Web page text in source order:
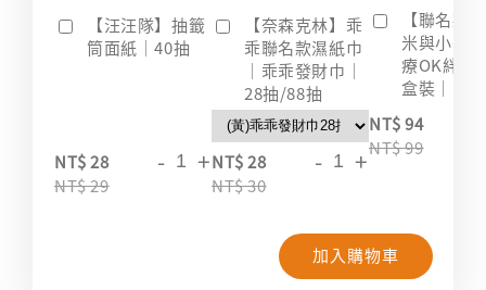
【汪汪隊】抽籤
筒面紙｜40抽
NT$ 28
NT$ 29
- +
【奈森克林】乖
乖聯名款濕紙巾
｜乖乖發財巾｜
28抽/88抽
NT$ 28
NT$ 30
- +
【聯名款
米與小惡
療OK絆｜
盒裝｜台
NT$ 94
NT$ 99
加入購物車